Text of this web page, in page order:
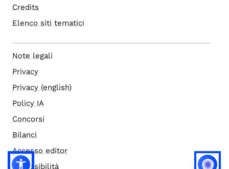
Credits
Elenco siti tematici
Note legali
Privacy
Privacy (english)
Policy IA
Concorsi
Bilanci
Accesso editor
Accessibilità